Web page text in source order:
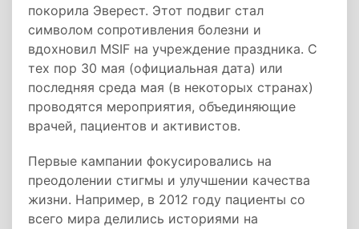
покорила Эверест. Этот подвиг стал
символом сопротивления болезни и
вдохновил MSIF на учреждение праздника. С
тех пор 30 мая (официальная дата) или
последняя среда мая (в некоторых странах)
проводятся мероприятия, объединяющие
врачей, пациентов и активистов.
Первые кампании фокусировались на
преодолении стигмы и улучшении качества
жизни. Например, в 2012 году пациенты со
всего мира делились историями на